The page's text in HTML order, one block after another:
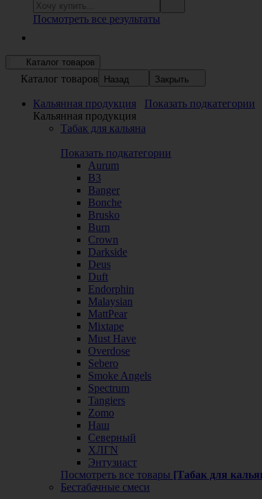
Посмотреть все результаты
Каталог товаров
Каталог товаров Назад Закрыть
Кальянная продукция
Показать подкатегории
Кальянная продукция
Табак для кальяна
Показать подкатегории
Aurum
B3
Banger
Bonche
Brusko
Burn
Crown
Darkside
Deus
Duft
Endorphin
Malaysian
MattPear
Mixtape
Must Have
Overdose
Sebero
Smoke Angels
Spectrum
Tangiers
Zomo
Наш
Северный
ХЛГN
Энтузиаст
Посмотреть все товары [Табак для
Бестабачные смеси